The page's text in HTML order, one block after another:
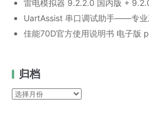
雷电模拟器 9.2.2.0 国内版 +
UartAssist 串口调试助手——专业
佳能70D官方使用说明书 电子版
归档
归